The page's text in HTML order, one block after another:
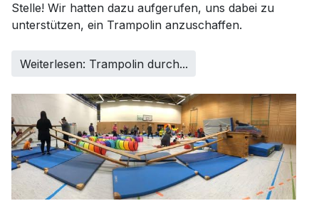
Stelle! Wir hatten dazu aufgerufen, uns dabei zu
unterstützen, ein Trampolin anzuschaffen.
Weiterlesen: Trampolin durch...